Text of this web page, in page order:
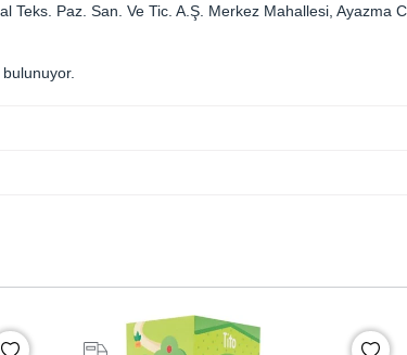
Teks. Paz. San. Ve Tic. A.Ş. Merkez Mahallesi, Ayazma